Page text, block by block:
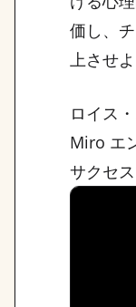
価し、
上させよ
ロイス
Miro エ
サクセ